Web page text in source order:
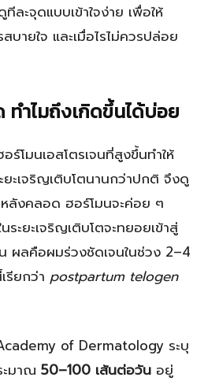
ละจุดแบบเข้าใจง่าย เพื่อให้
บายใจ และเมื่อไรไม่ควรปล่อย
ำไมถึงเกิดขึ้นได้บ่อย
ร์โมนเอสโตรเจนที่สูงขึ้นทำให้
ยะเจริญเติบโตนานกว่าปกติ จึงดู
ลังคลอด ฮอร์โมนจะค่อย ๆ
ะยะเจริญเติบโตจะทยอยเข้าสู่
ผลคือผมร่วงชัดเจนในช่วง 2–4
รียกว่า postpartum telogen
of Dermatology ระบุ
ะมาณ 50–100 เส้นต่อวัน อยู่